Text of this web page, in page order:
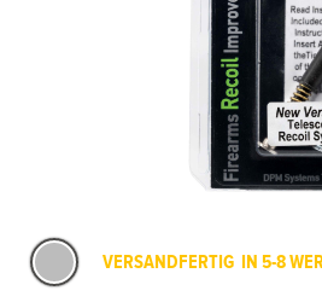
VERSANDFERTIG IN 5-8